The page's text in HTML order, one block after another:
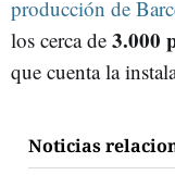
producción de
los cerca de 3.000
que cuenta la
Noticias